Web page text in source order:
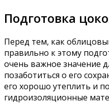
Подготовка
Перед тем, как
правильно к этому
очень важное значение
позаботиться о его
его хорошо утеплить и
гидроизоляционные